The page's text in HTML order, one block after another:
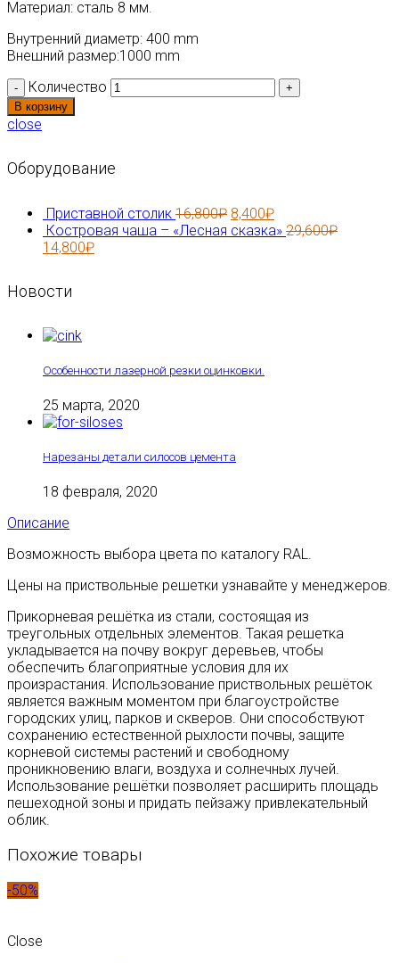
Материал: сталь 8 мм.
Внутренний диаметр: 400 mm
Внешний размер:1000 mm
Количество
В корзину
close
Оборудование
Приставной столик 16,800₽ 8,400₽
Костровая чаша – «Лесная сказка» 29,600₽
14,800₽
Новости
Особенности лазерной резки оцинковки.
25 марта, 2020
Нарезаны детали силосов цемента
18 февраля, 2020
Описание
Возможность выбора цвета по каталогу RAL.
Цены на приствольные решетки узнавайте у менеджеров.
Прикорневая решётка из стали, состоящая из
треугольных отдельных элементов. Такая решетка
укладывается на почву вокруг деревьев, чтобы
обеспечить благоприятные условия для их
произрастания. Использование приствольных решёток
является важным моментом при благоустройстве
городских улиц, парков и скверов. Они способствуют
сохранению естественной рыхлости почвы, защите
корневой системы растений и свободному
проникновению влаги, воздуха и солнечных лучей.
Использование решётки позволяет расширить площадь
пешеходной зоны и придать пейзажу привлекательный
облик.
Похожие товары
-50%
Close